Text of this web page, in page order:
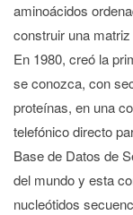
aminoácidos
construir una
En 1980, creó la
se conozca, con
proteínas, en una
telefónico directo
Base de Datos de
del mundo y esta
nucleótidos